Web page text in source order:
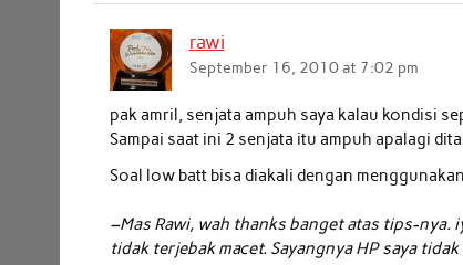
rawi
September 16, 2010 at 7:02 pm
pak amril, senjata ampuh saya kalau kondisi
Sampai saat ini 2 senjata itu ampuh apalagi
Soal low batt bisa diakali dengan
–Mas Rawi, wah thanks banget atas tips-nya.
tidak terjebak macet. Sayangnya HP saya